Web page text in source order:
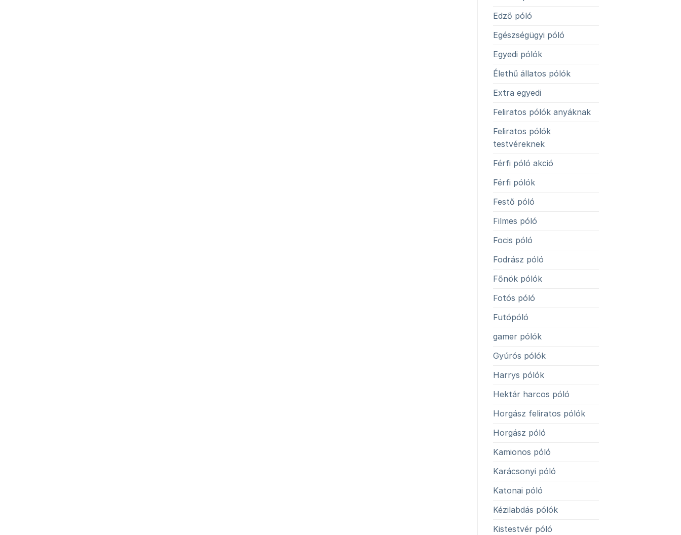
Edző póló
Egészségügyi póló
Egyedi pólók
Élethű állatos pólók
Extra egyedi
Feliratos pólók anyáknak
Feliratos pólók
testvéreknek
Férfi póló akció
Férfi pólók
Festő póló
Filmes póló
Focis póló
Fodrász póló
Főnök pólók
Fotós póló
Futópóló
gamer pólók
Gyúrós pólók
Harrys pólók
Hektár harcos póló
Horgász feliratos pólók
Horgász póló
Kamionos póló
Karácsonyi póló
Katonai póló
Kézilabdás pólók
Kistestvér póló